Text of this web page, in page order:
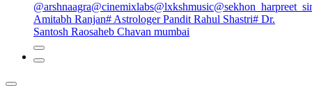
@arshnaagra@cinemixlabs@lxkshmusic
Amitabh Ranjan# Astrologer Pandit Rahul Shastri# Dr.
Santosh Raosaheb Chavan mumbai